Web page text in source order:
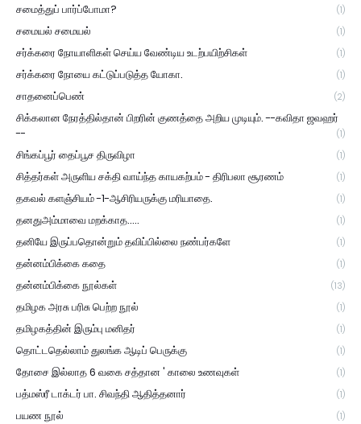
சமைத்துப் பார்ப்போமா? (1)
சமையல் சமையல் (1)
சர்க்கரை நோயாளிகள் செய்ய வேண்டிய உடற்பயிற்சிகள் (1)
சர்க்கரை நோயை கட்டுப்படுத்த யோகா. (1)
சாதனைப்பெண் (2)
சிக்கலான நேரத்தில்தான் பிறரின் குணத்தை அறிய முடியும். --கவிதா ஜவஹர்
--
(1)
சிங்கப்பூர் தைப்பூச திருவிழா (1)
சித்தர்கள் அருளிய சக்தி வாய்ந்த காயகற்பம் - திரிபலா சூரணம் (1)
தகவல் களஞ்சியம் -1-ஆசிரியருக்கு மரியாதை. (1)
தனதுஅம்மாவை மறக்காத..... (1)
தனியே இருப்பதொன்றும் தவிப்பில்லை நண்பர்களே (1)
தன்னம்பிக்கை கதை (1)
தன்னம்பிக்கை நூல்கள் (13)
தமிழக அரசு பரிசு பெற்ற நூல் (1)
தமிழகத்தின் இரும்பு மனிதர் (1)
தொட்டதெல்லாம் துலங்க ஆடிப் பெருக்கு (1)
தோசை இல்லாத 6 வகை சத்தான ' காலை உணவுகள் (1)
பத்மஸ்ரீ டாக்டர் பா. சிவந்தி ஆதித்தனார் (1)
பயண நூல் (1)